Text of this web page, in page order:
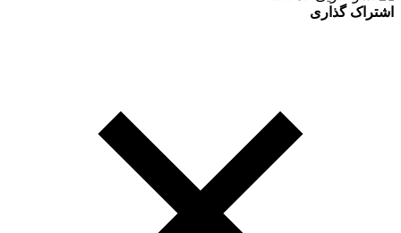
اشتراک گذاری